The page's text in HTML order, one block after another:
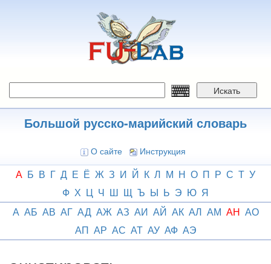
Искать
Большой русско-марийский словарь
О сайте Инструкция
А Б В Г Д Е Ё Ж З И Й К Л М Н О П Р С Т У
Ф Х Ц Ч Ш Щ Ъ Ы Ь Э Ю Я
А АБ АВ АГ АД АЖ АЗ АИ АЙ АК АЛ АМ АН АО
АП АР АС АТ АУ АФ АЭ